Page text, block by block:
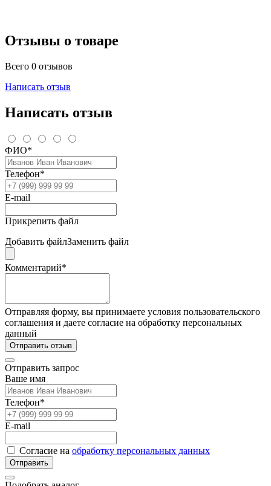
Отзывы о товаре
Всего 0 отзывов
Написать отзыв
Написать отзыв
ФИО*
Телефон*
E-mail
Прикрепить файл
Добавить файлЗаменить файл
Комментарий*
Отправляя форму, вы принимаете условия пользовательского
соглашения и даете согласие на обработку персональных
данный
Отправить отзыв
Отправить запрос
Ваше имя
Телефон*
E-mail
Согласие на обработку персональных данных
Отправить